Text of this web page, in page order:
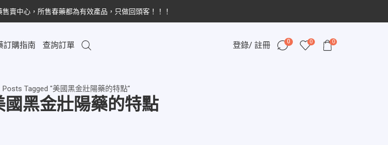
賣中心，所售春藥都為有效產品，只做回頭客！！！
訂購指南 查詢訂單 登錄/ 註冊 0 0 0
Posts Tagged "美國黑金壯陽藥的特點"
黑金壯陽藥的特點